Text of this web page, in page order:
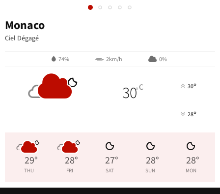
Monaco
Ciel Dégagé
74% 2km/h 0%
30°C 30°
28°
29°
THU
28°
FRI
27°
SAT
28°
SUN
28°
MON